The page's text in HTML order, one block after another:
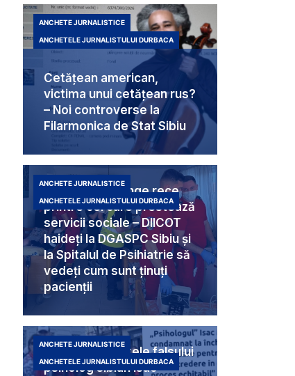
Cetățean american,
victima unui cetățean rus?
– Noi controverse la
Filarmonica de Stat Sibiu
ANCHETE JURNALISTICE
ANCHETELE JURNALISTULUI DURBACA
Criminali cu sânge rece
printre cei care prestează
servicii sociale – DIICOT
haideți la DGASPC Sibiu și
la Spitalul de Psihiatrie să
vedeți cum sunt ținuți
pacienții
ANCHETE JURNALISTICE
ANCHETELE JURNALISTULUI DURBACA
Umbra din spatele falsului
psiholog sibian Isac
ANCHETE JURNALISTICE
ANCHETELE JURNALISTULUI DURBACA